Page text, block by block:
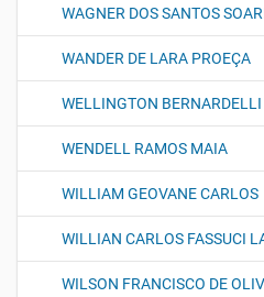
WAGNER DOS SANTOS
WANDER DE LARA PROEÇA
WELLINGTON
WENDELL RAMOS MAIA
WILLIAM GEOVANE CARLOS
WILLIAN CARLOS FASSUCI
WILSON FRANCISCO DE